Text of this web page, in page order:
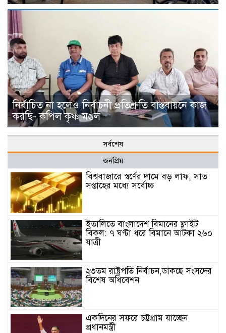
নির্বাচিত না হলেও নির্বাচনী প্রতিশ্রুতি বাস্তবায়নে কাজ
করছি- কপিল কৃষ্ণ মণ্ডল
সর্বশেষ
জনপ্রিয়
বিশ্ববাজারে স্বর্ণের দামে বড় লাফ, সাত
সপ্তাহের মধ্যে সর্বোচ্চ
ইতালিতে বাংলাদেশ বিমানের ফ্লাইট
বিকল: ৭ ঘণ্টা ধরে বিমানে আটকা ২৬০
যাত্রী
২৩তম রাষ্ট্রপতি নির্বাচন,ডাকছে সংসদের
বিশেষ অধিবেশন
একদিনের সফরে চট্টগ্রাম যাচ্ছেন
প্রধানমন্ত্রী